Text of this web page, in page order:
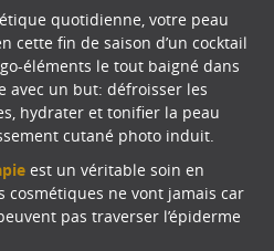
quotidienne, votre peau
cette fin de saison d’un cocktail
éléments le tout baigné dans
avec un but: défroisser les
hydrater et tonifier la peau
cutané photo induit.
est un véritable soin en
cosmétiques ne vont jamais car
pas traverser l’épiderme